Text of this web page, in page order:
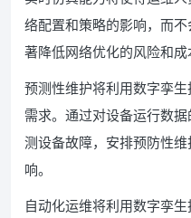
络配置和策略的影响，而
著降低网络优化的风险和成
预测性维护将利用数字孪
需求。通过对设备运行数
测设备故障，安排预防性
响。
自动化运维将利用数字孪